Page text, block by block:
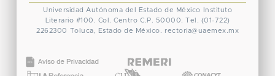
Universidad Autónoma del Estado de México
Instituto
Literario #100. Col. Centro C.P. 50000. Tel. (01-722)
2262300 Toluca, Estado de México. rectoria@uaemex.mx